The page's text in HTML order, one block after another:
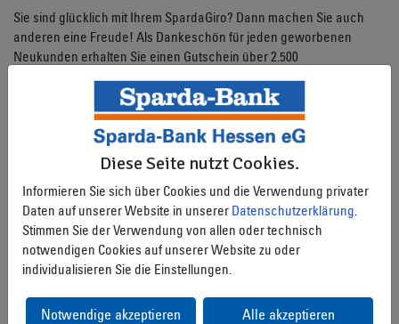
Diese Seite nutzt Cookies.
Informieren Sie sich über Cookies und die Verwendung privater
Daten auf unserer Website in unserer Datenschutzerklärung.
Stimmen Sie der Verwendung von allen oder technisch
notwendigen Cookies auf unserer Website zu oder
individualisieren Sie die Einstellungen.
Notwendige akzeptieren Alle akzeptieren
Sie sind glücklich mit Ihrem SpardaGiro? Dann machen Sie auch
anderen eine Freude! Als Dankeschön für jeden geworbenen
Neukunden erhalten Sie einen Gutschein über 2.500
SpardaFreudepunkte, die einem Spendenwert von 25 Euro